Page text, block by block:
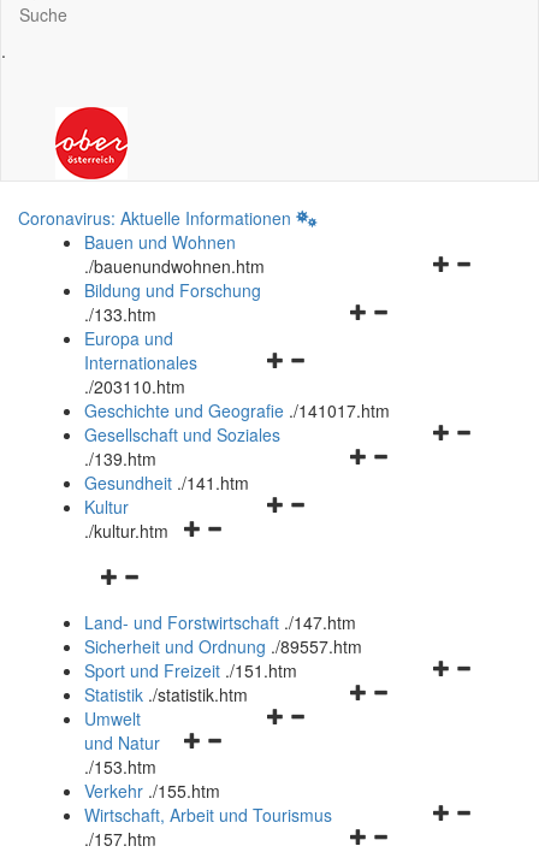
Suche
.
Coronavirus: Aktuelle Informationen
Bauen und Wohnen
./bauenundwohnen.htm
Navigationsmenü
Bildung und Forschung
./133.htm
Navigationsmenü
und
schließen
Europa und
Internationales
./203110.htm
Geschichte und Geografie ./141017.htm
Navigationsmenü
Gesellschaft und Soziales
./139.htm
Navigationsmenü
Gesundheit ./141.htm
Navigationsmenü
Kultur
./kultur.htm
Navigationsmenü
und
schließen
Land- und Forstwirtschaft ./147.htm
Sicherheit und Ordnung ./89557.htm
Navigationsmenü
Sport und Freizeit ./151.htm
Navigationsmenü
Statistik ./statistik.htm
Navigationsmenü
und
schließen
Umwelt
und Natur
./153.htm
Verkehr ./155.htm
Navigationsmenü
Wirtschaft, Arbeit und Tourismus
./157.htm